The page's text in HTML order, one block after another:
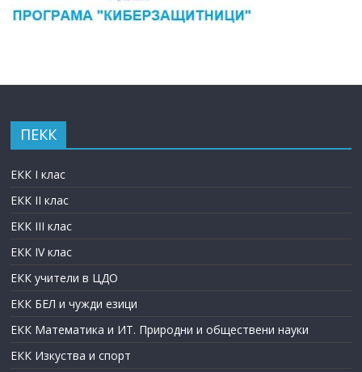
ПЕКК
ЕКК I клас
ЕКК II клас
ЕКК III клас
ЕКК IV клас
ЕКК учители в ЦДО
ЕКК БЕЛ и чужди езици
ЕКК Математика и ИТ. Природни и обществени науки
ЕКК Изкуства и спорт